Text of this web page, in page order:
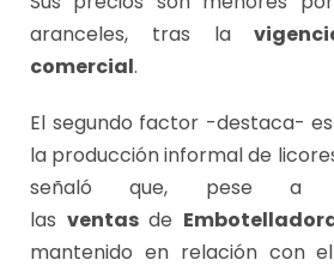
aranceles, tras la
comercial.
El segundo factor -destaca-
la producción informal de
señaló que, pese a
las ventas de
mantenido en relación con